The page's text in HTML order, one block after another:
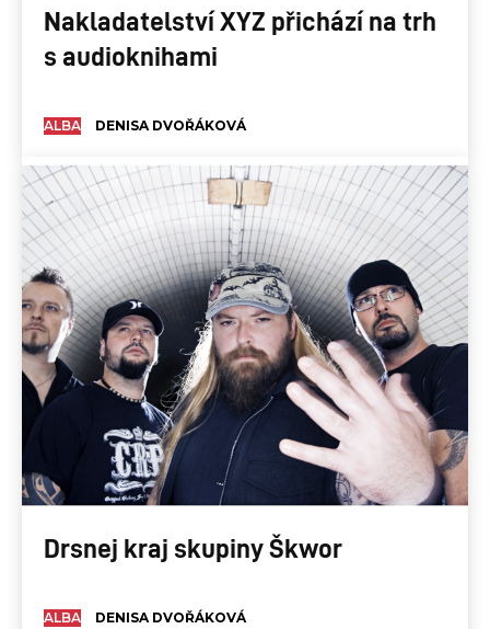
Nakladatelství XYZ přichází na trh
s audioknihami
ALBA DENISA DVOŘÁKOVÁ
Drsnej kraj skupiny Škwor
ALBA DENISA DVOŘÁKOVÁ